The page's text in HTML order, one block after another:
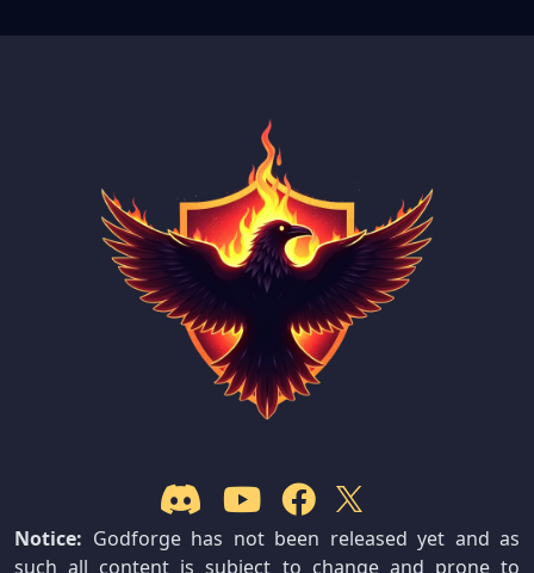
Notice: Godforge has not been released yet and as
such all content is subject to change and prone to